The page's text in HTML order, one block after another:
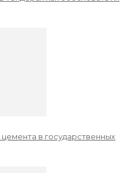
в государственных